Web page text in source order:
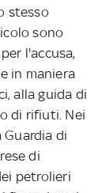
stesso
sono
l'accusa,
in maniera
alla guida di
di rifiuti. Nei
Guardia di
di
petrolieri